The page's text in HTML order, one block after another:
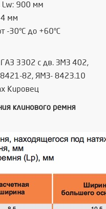
Lw: 900 мм
мм
-30°C до +60°C
3302 с дв. ЗМЗ 402,
82, ЯМЗ- 8423.10
Кировец
клинового ремня